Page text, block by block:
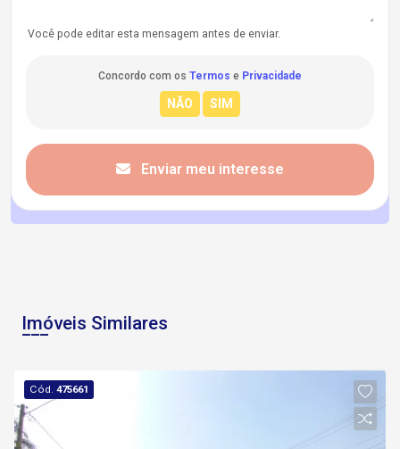
Você pode editar esta mensagem antes de enviar.
Concordo com os Termos e Privacidade
Enviar meu interesse
Imóveis Similares
Cód.475661